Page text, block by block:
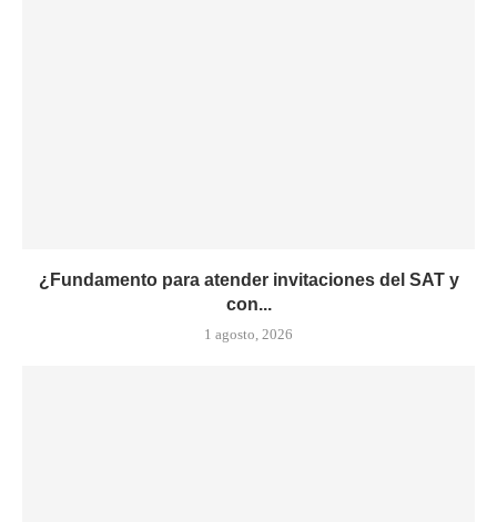
¿Fundamento para atender invitaciones del SAT y
con...
1 agosto, 2026